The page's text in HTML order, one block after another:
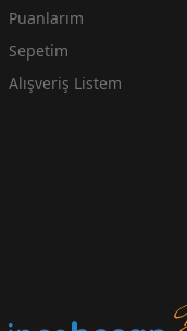
Puanlarım
Sepetim
Alışveriş Listem